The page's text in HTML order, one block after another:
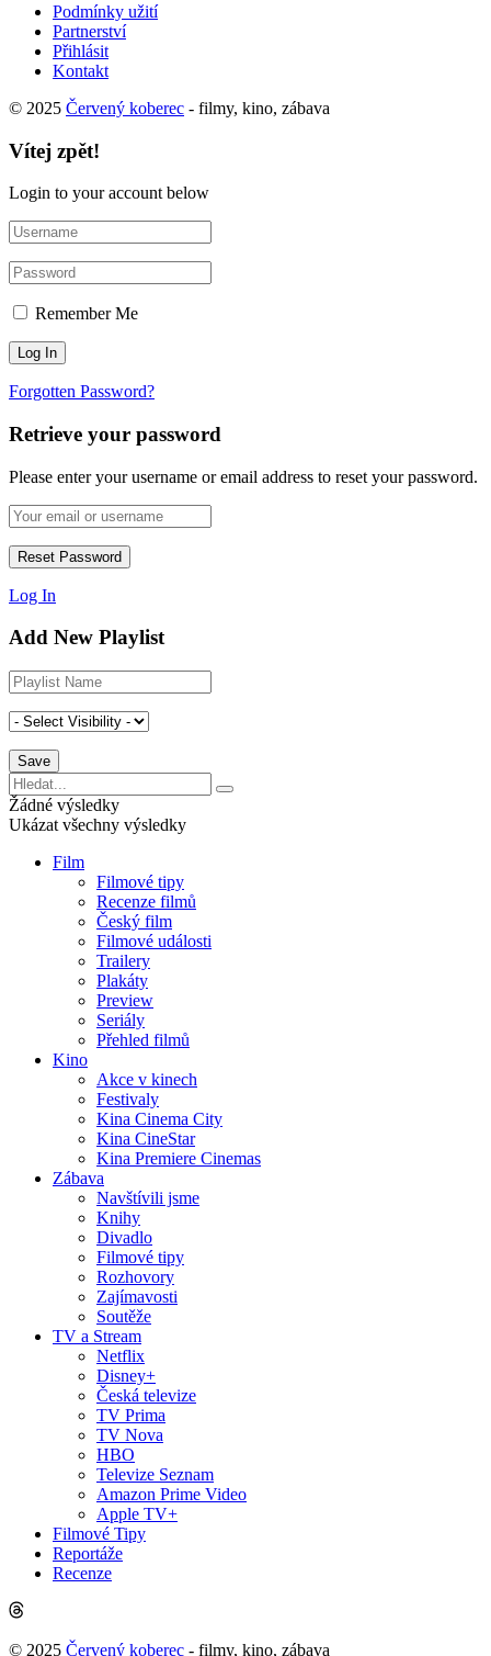
Podmínky užití
Partnerství
Přihlásit
Kontakt
© 2025 Červený koberec - filmy, kino, zábava
Vítej zpět!
Login to your account below
Remember Me
Forgotten Password?
Retrieve your password
Please enter your username or email address to reset your password.
Log In
Add New Playlist
Žádné výsledky
Ukázat všechny výsledky
Film
Filmové tipy
Recenze filmů
Český film
Filmové události
Trailery
Plakáty
Preview
Seriály
Přehled filmů
Kino
Akce v kinech
Festivaly
Kina Cinema City
Kina CineStar
Kina Premiere Cinemas
Zábava
Navštívili jsme
Knihy
Divadlo
Filmové tipy
Rozhovory
Zajímavosti
Soutěže
TV a Stream
Netflix
Disney+
Česká televize
TV Prima
TV Nova
HBO
Televize Seznam
Amazon Prime Video
Apple TV+
Filmové Tipy
Reportáže
Recenze
© 2025 Červený koberec - filmy, kino, zábava